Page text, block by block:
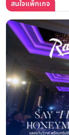
สนใจแพ็กเกจ